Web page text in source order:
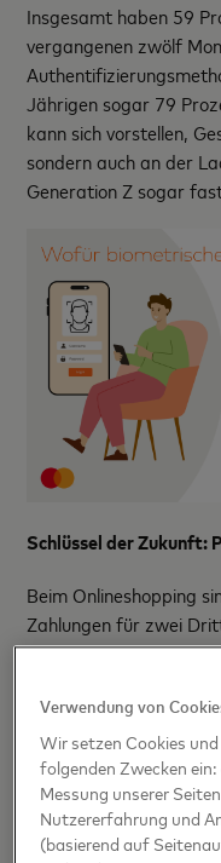
Insgesamt haben 59
vergangenen zwölf
Jährigen sogar 79
kann sich vorstellen,
sondern auch an der
Generation Z sogar
Schlüssel der
Beim Onlineshopping
Zahlungen für zwei
wichtigste Faktor.
schwierig. Fast jede:r
%) zwischen 30 und
Passwörter als größte
DerMastercard
für die Schlüssel der
Verwendung von
Wir setzen Cookies
folgenden Zwecken
Messung unserer
Nutzererfahrung und
(basierend auf